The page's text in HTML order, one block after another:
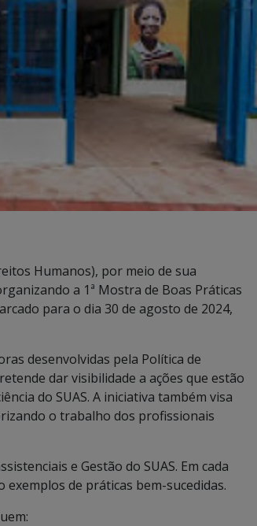
Humanos), por meio de sua
a 1ª Mostra de Boas Práticas
para o dia 30 de agosto de 2024,
desenvolvidas pela Política de
dar visibilidade a ações que estão
do SUAS. A iniciativa também visa
o trabalho dos profissionais
e Gestão do SUAS. Em cada
de práticas bem-sucedidas.